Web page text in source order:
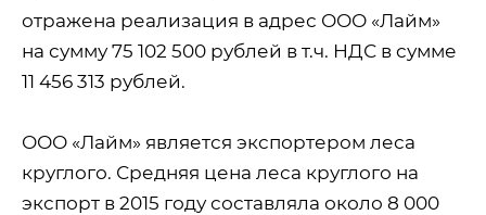
отражена реализация в адрес ООО «Лайм»
на сумму 75 102 500 рублей в т.ч. НДС в сумме
11 456 313 рублей.
ООО «Лайм» является экспортером леса
круглого. Средняя цена леса круглого на
экспорт в 2015 году составляла около 8 000